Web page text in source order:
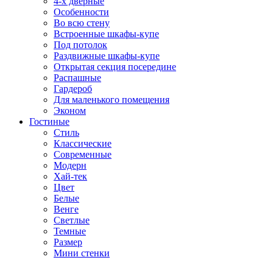
Особенности
Во всю стену
Встроенные шкафы-купе
Под потолок
Раздвижные шкафы-купе
Открытая секция посередине
Распашные
Гардероб
Для маленького помещения
Эконом
Гостиные
Стиль
Классические
Современные
Модерн
Хай-тек
Цвет
Белые
Венге
Светлые
Темные
Размер
Мини стенки